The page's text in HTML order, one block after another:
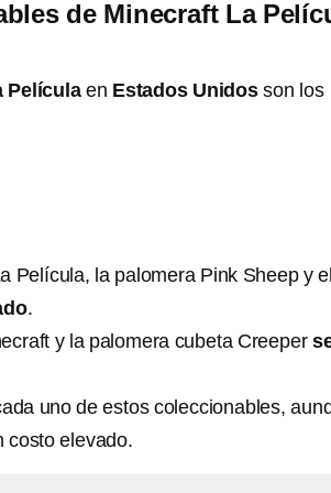
de Minecraft La
Películaen Estados Unidosson los
Película, la palomera Pink Sheep y el
.
y la palomera cubeta Creeper
uno de estos coleccionables,
costo elevado.